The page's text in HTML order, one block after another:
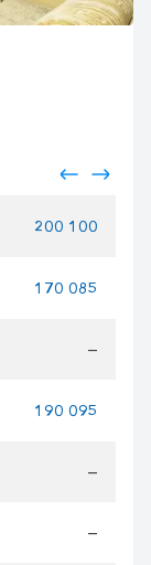
200 100
170 085
—
190 095
—
—